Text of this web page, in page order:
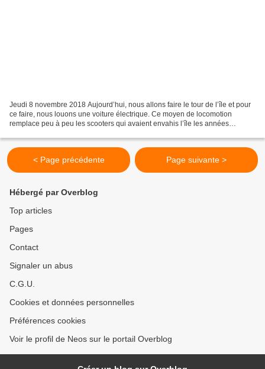
Jeudi 8 novembre 2018 Aujourd’hui, nous allons faire le tour de l’île et pour
ce faire, nous louons une voiture électrique. Ce moyen de locomotion
remplace peu à peu les scooters qui avaient envahis l’île les années
< Page précédente Page suivante >
Hébergé par Overblog
Top articles
Pages
Contact
Signaler un abus
C.G.U.
Cookies et données personnelles
Préférences cookies
Voir le profil de Neos sur le portail Overblog